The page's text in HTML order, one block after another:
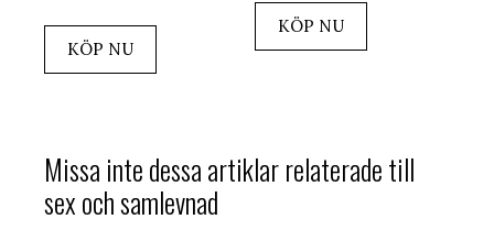
KÖP NU
KÖP NU
Missa inte dessa artiklar relaterade till
sex och samlevnad